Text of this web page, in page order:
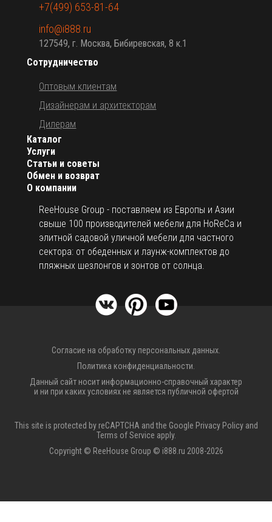
О компании
ReeHouse Group - поставляем из Европы и Азии
свыше 100 производителей мебели для HoReCa и
элитной садовой уличной мебели для частного
сектора: от обеденных и лаунж-комплектов до
пляжных шезлонгов и зонтов от солнца.
Каталог
Услуги
Статьи и советы
Обмен и возврат
Сотрудничество
Оптовым клиентам
Дизайнерам и архитекторам
Дилерам
+7(499) 653-81-64
info@i888.ru
127549, г. Москва, Бибиревская, 8 к.1
Согласие на обработку персональных данных.
Политика конфиденциальности.
Данный сайт носит информационно-справочный характер
и ни при каких условиях не является публичной офертой
This site is protected by reCAPTCHA and the Google Privacy Policyand
Terms of Service apply.
Copyright © ReeHouse Group © i888.ru 2008-2026